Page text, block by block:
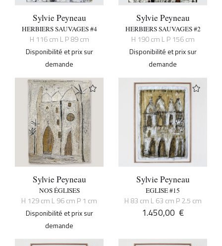
Sylvie Peyneau
HERBIERS SAUVAGES #4
H 116 cm L P 89 cm
Disponibilité et prix sur
demande
Sylvie Peyneau
HERBIERS SAUVAGES #2
H 190 cm L P 156 cm
Disponibilité et prix sur
demande
Sylvie Peyneau
NOS ÉGLISES
H 129 cm L 96 cm P 1 cm
Disponibilité et prix sur
demande
Sylvie Peyneau
EGLISE #15
H 83 cm L 63 cm P 2.5 cm
1.450,00 €